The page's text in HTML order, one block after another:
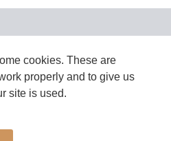
cookies. These are
properly and to give us
site is used.